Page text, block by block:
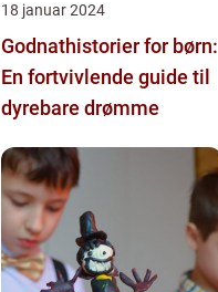
18 januar 2024
Godnathistorier for børn:
En fortvivlende guide til
dyrebare drømme